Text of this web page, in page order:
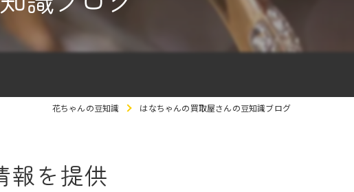
花ちゃんの豆知識 はなちゃんの買取屋さんの豆知識ブログ
報を提供